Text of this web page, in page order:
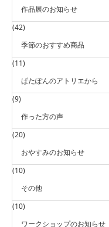
作品展のお知らせ
(42)
季節のおすすめ商品
(11)
ぱたぽんのアトリエから
(9)
作った方の声
(20)
おやすみのお知らせ
(10)
その他
(10)
ワークショップのお知らせ